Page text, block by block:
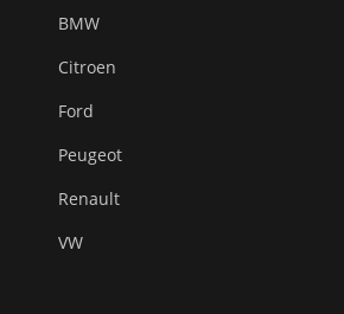
BMW
Citroen
Ford
Peugeot
Renault
VW